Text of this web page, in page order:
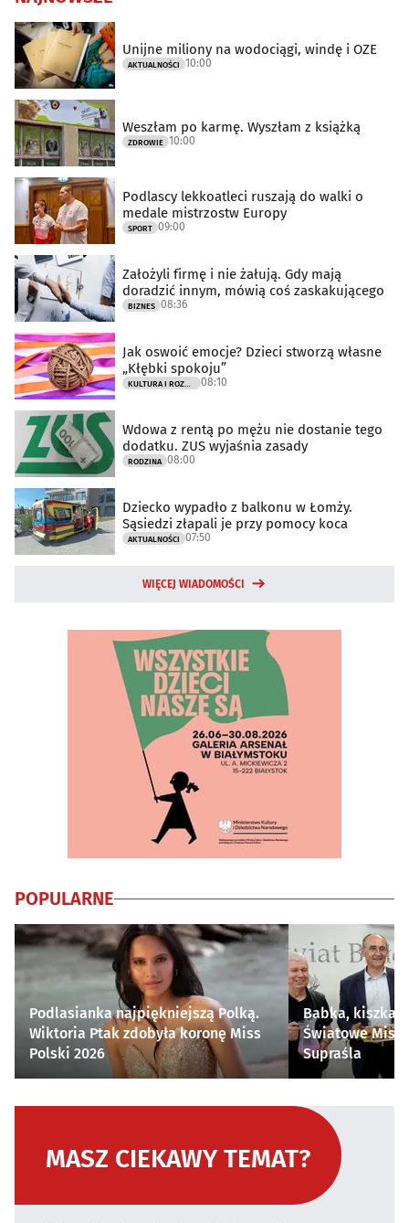
Unijne miliony na wodociągi, windę i OZE
AKTUALNOŚCI 10:00
Weszłam po karmę. Wyszłam z książką
ZDROWIE 10:00
Podlascy lekkoatleci ruszają do walki o
medale mistrzostw Europy
SPORT 09:00
Założyli firmę i nie żałują. Gdy mają
doradzić innym, mówią coś zaskakującego
BIZNES 08:36
Jak oswoić emocje? Dzieci stworzą własne
„Kłębki spokoju”
08:10
Wdowa z rentą po mężu nie dostanie tego
dodatku. ZUS wyjaśnia zasady
RODZINA 08:00
Dziecko wypadło z balkonu w Łomży.
Sąsiedzi złapali je przy pomocy koca
AKTUALNOŚCI 07:50
WIĘCEJ WIADOMOŚCI
POPULARNE
Podlasianka najpiękniejszą Polką.
Wiktoria Ptak zdobyła koronę Miss
Polski 2026
Babka, kiszka i
Światowe
Supraśla
MASZ CIEKAWY TEMAT?